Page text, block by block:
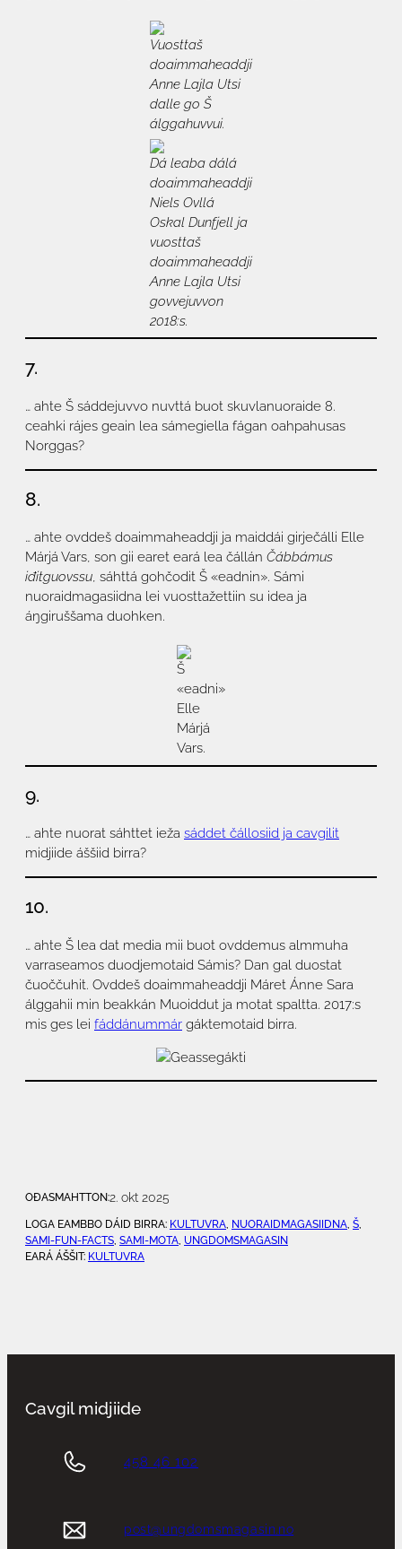
Vuosttaš
doaimmaheaddji
Anne Lajla Utsi
dalle go Š
álggahuvvui.
Dá leaba dálá
doaimmaheaddji
Niels Ovllá
Oskal Dunfjell ja
vuosttaš
doaimmaheaddji
Anne Lajla Utsi
govvejuvvon
2018:s.
7.
… ahte Š sáddejuvvo nuvttá buot skuvlanuoraide 8.
ceahki rájes geain lea sámegiella fágan oahpahusas
Norggas?
8.
… ahte ovddeš doaimmaheaddji ja maiddái girječálli Elle
Márjá Vars, son gii earet eará lea čállán Čábbámus
iđitguovssu , sáhttá gohčodit Š «eadnin». Sámi
nuoraidmagasiidna lei vuosttažettiin su idea ja
áŋgiruššama duohken.
Š
«eadni»
Elle
Márjá
Vars.
9.
… ahte nuorat sáhttet ieža sáddet čállosiid ja cavgilit
midjiide áššiid birra?
10.
… ahte Š lea dat media mii buot ovddemus almmuha
varraseamos duodjemotaid Sámis? Dan gal duostat
čuoččuhit. Ovddeš doaimmaheaddji Máret Ánne Sara
álggahii min beakkán Muoiddut ja motat spaltta. 2017:s
mis ges lei fáddánummár gáktemotaid birra.
OĐASMAHTTON:2. okt 2025
LOGA EAMBBO DÁID BIRRA: KULTUVRA, NUORAIDMAGASIIDNA, Š
SAMI-FUN-FACTS, SAMI-MOTA, UNGDOMSMAGASIN
EARÁ ÁŠŠIT: KULTUVRA
Cavgil midjiide
458 46 102
post@ungdomsmagasin.no